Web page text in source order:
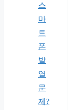
스
마
트
폰
발
열
문
제?